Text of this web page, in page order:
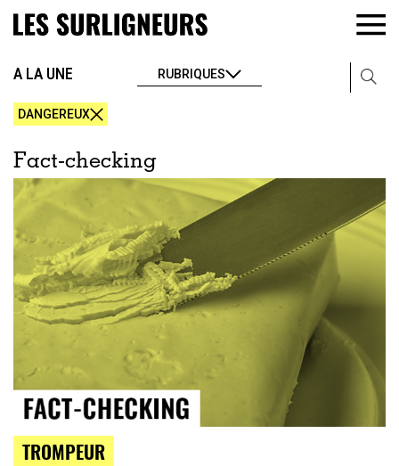
A LA UNE RUBRIQUES
DANGEREUX
Fact-checking
TROMPEUR